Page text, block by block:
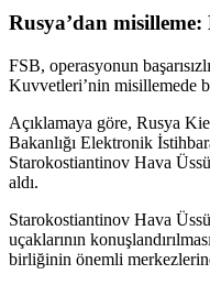
Rusya’dan
FSB, operasyonun
Kuvvetleri’nin misillemede
Açıklamaya göre, Rusya
Bakanlığı Elektronik
Starokostiantinov Hava
aldı.
Starokostiantinov Hava
uçaklarının
birliğinin önemli